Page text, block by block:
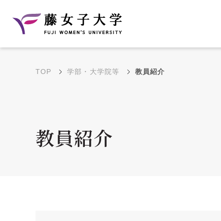
学部・学科の教育目的
大学院の教育目的
TOP 学部・大学院等 教員紹介
教員紹介